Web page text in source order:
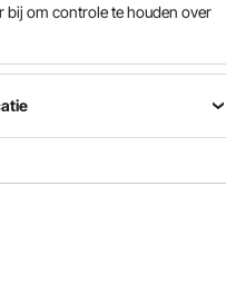
bij om controle te houden over
Nominaal
capaciteit